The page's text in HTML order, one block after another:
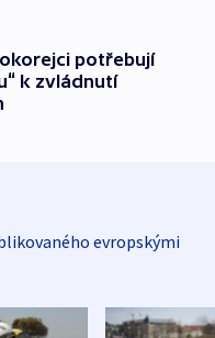
potřebují
k zvládnutí
evropskými